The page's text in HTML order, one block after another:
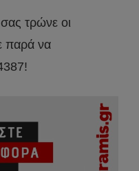
τρώνε οι
παρά να